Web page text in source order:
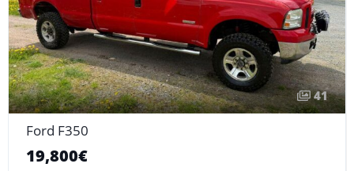
41
Ford F350
19,800€